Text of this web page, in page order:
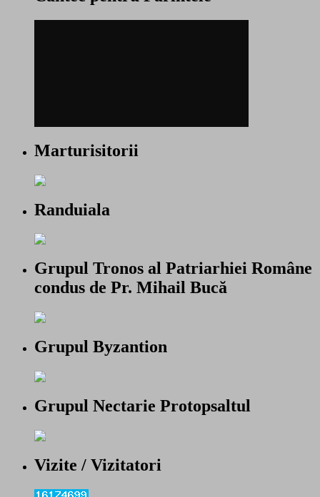
Marturisitorii
Randuiala
Grupul Tronos al Patriarhiei Române
condus de Pr. Mihail Bucă
Grupul Byzantion
Grupul Nectarie Protopsaltul
Vizite / Vizitatori